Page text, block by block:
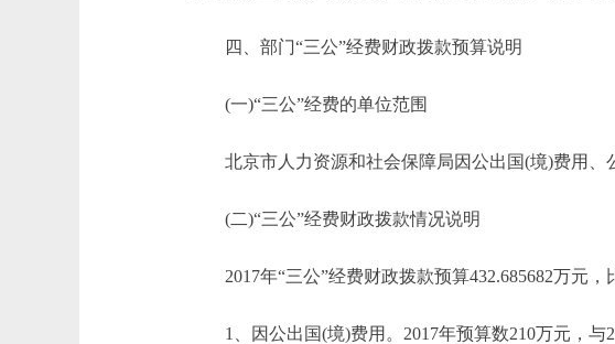
四、部门“三公”经费财政拨款预算说明
(一)“三公”经费的单位范围
北京市人力资源和社会保障局因公出国(境)费用、
(二)“三公”经费财政拨款情况说明
2017年“三公”经费财政拨款预算432.685682万元，
1、因公出国(境)费用。2017年预算数210万元，与